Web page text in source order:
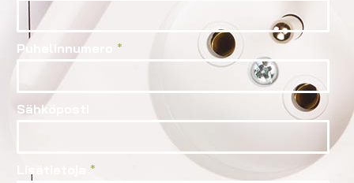
Puhelinnumero *
Sähköposti
*